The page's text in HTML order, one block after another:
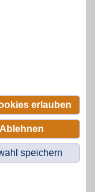
erlauben
Ablehnen
speichern